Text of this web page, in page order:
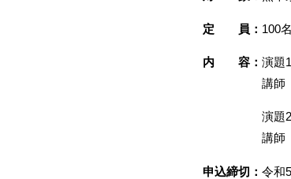
定 員： 100
内 容：演題
講師 社会
演題2「地域
講師 医療
申込締切：令和